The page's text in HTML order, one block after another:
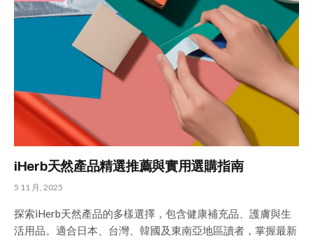
iHerb天然產品精選推薦與實用選購指南
5 11 月, 2025
探索iHerb天然產品的多樣選擇，包含健康補充品、護膚與生
活用品。適合日本、台灣、韓國及東南亞地區讀者，掌握最新